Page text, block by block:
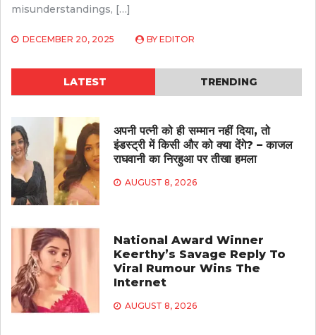
misunderstandings, […]
DECEMBER 20, 2025 BY EDITOR
LATEST TRENDING
अपनी पत्नी को ही सम्मान नहीं दिया, तो
इंडस्ट्री में किसी और को क्या देंगे? – काजल
राघवानी का निरहुआ पर तीखा हमला
AUGUST 8, 2026
National Award Winner
Keerthy’s Savage Reply To
Viral Rumour Wins The
Internet
AUGUST 8, 2026